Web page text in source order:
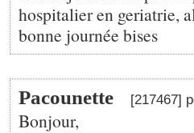
hospitalier en geriatrie,
bonne journée bises
Pacounette [217467]
Bonjour,